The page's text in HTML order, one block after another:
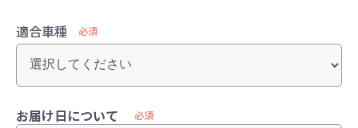
適合車種 必須
お届け日について 必須